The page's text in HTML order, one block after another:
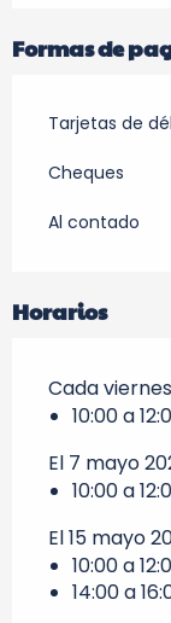
Formas de
Tarjetas de
Cheques
Al contado
Horarios
Cada
10:00 a
El 7 mayo
10:00 a
El 15 mayo
10:00 a
14:00 a